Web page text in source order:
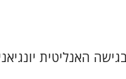
האנליטית